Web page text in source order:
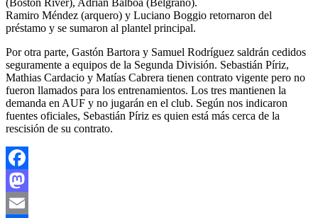
Ramiro Méndez (arquero) y Luciano Boggio retornaron del
préstamo y se sumaron al plantel principal.
Por otra parte, Gastón Bartora y Samuel Rodríguez saldrán cedidos
seguramente a equipos de la Segunda División. Sebastián Píriz,
Mathias Cardacio y Matías Cabrera tienen contrato vigente pero no
fueron llamados para los entrenamientos. Los tres mantienen la
demanda en AUF y no jugarán en el club. Según nos indicaron
fuentes oficiales, Sebastián Píriz es quien está más cerca de la
rescisión de su contrato.
Facebook
Mastodon